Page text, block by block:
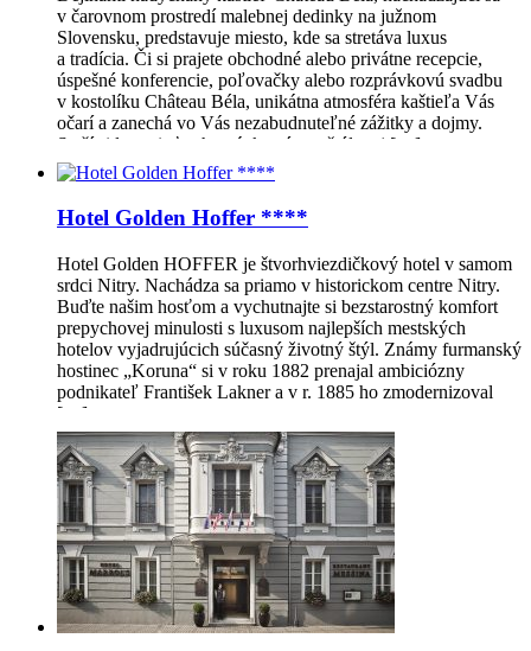
v čarovnom prostredí malebnej dedinky na južnom
Slovensku, predstavuje miesto, kde sa stretáva luxus
a tradícia. Či si prajete obchodné alebo privátne recepcie,
úspešné konferencie, poľovačky alebo rozprávkovú svadbu
v kostolíku Château Béla, unikátna atmosféra kaštieľa Vás
očarí a zanechá vo Vás nezabudnuteľné zážitky a dojmy.
Stačí si len priať ochutnávku vína v štýlovej […]
Hotel Golden Hoffer ****
Hotel Golden HOFFER je štvorhviezdičkový hotel v samom
srdci Nitry. Nachádza sa priamo v historickom centre Nitry.
Buďte našim hosťom a vychutnajte si bezstarostný komfort
prepychovej minulosti s luxusom najlepších mestských
hotelov vyjadrujúcich súčasný životný štýl. Známy furmanský
hostinec „Koruna“ si v roku 1882 prenajal ambiciózny
podnikateľ František Lakner a v r. 1885 ho zmodernizoval
[…]